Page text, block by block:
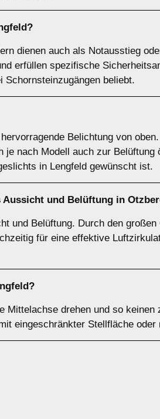
dienen auch als Notausstieg
erfüllen spezifische
beliebt.
Belichtung von
nach Modell auch zur Belüftung
in Lengfeld gewünscht ist.
und Belüftung in
und Belüftung. Durch den großen
für eine effektive
drehen und so keinen
eingeschränkter Stellfläche oder